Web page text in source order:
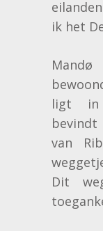
ik het
ligt in
bevindt
van
Dit